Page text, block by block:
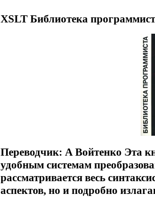
XSLT Библиотека
Переводчик: А Войтенко Эта
удобным системам
рассматривается весь
аспектов, но и подробно